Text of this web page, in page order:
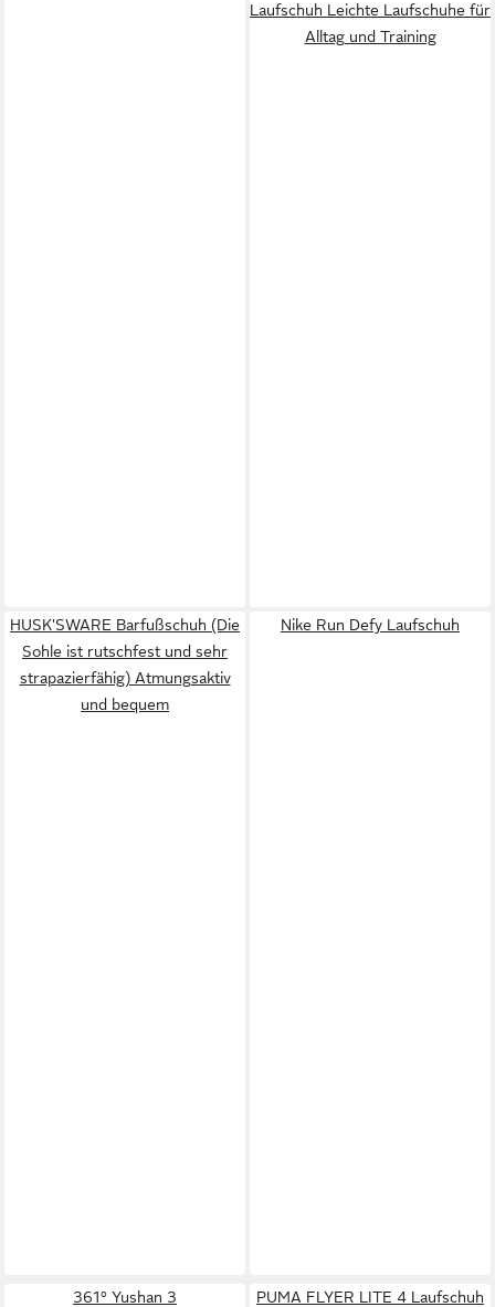
Laufschuh Leichte Laufschuhe für
Alltag und Training
HUSK'SWARE Barfußschuh (Die
Sohle ist rutschfest und sehr
strapazierfähig) Atmungsaktiv
und bequem
Nike Run Defy Laufschuh
361° Yushan 3
PUMA FLYER LITE 4 Laufschuh